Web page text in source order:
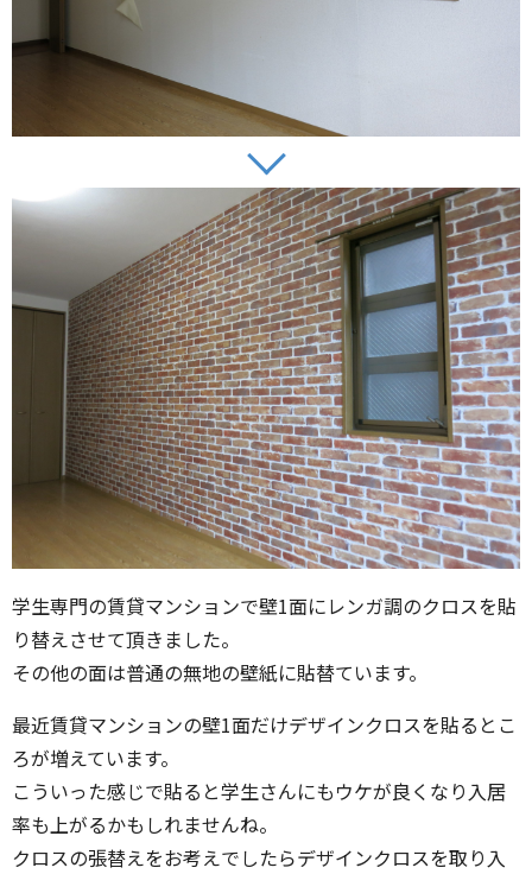
学生専門の賃貸マンションで壁1面にレンガ調のクロスを貼
り替えさせて頂きました。
その他の面は普通の無地の壁紙に貼替ています。
最近賃貸マンションの壁1面だけデザインクロスを貼るとこ
ろが増えています。
こういった感じで貼ると学生さんにもウケが良くなり入居
率も上がるかもしれませんね。
クロスの張替えをお考えでしたらデザインクロスを取り入